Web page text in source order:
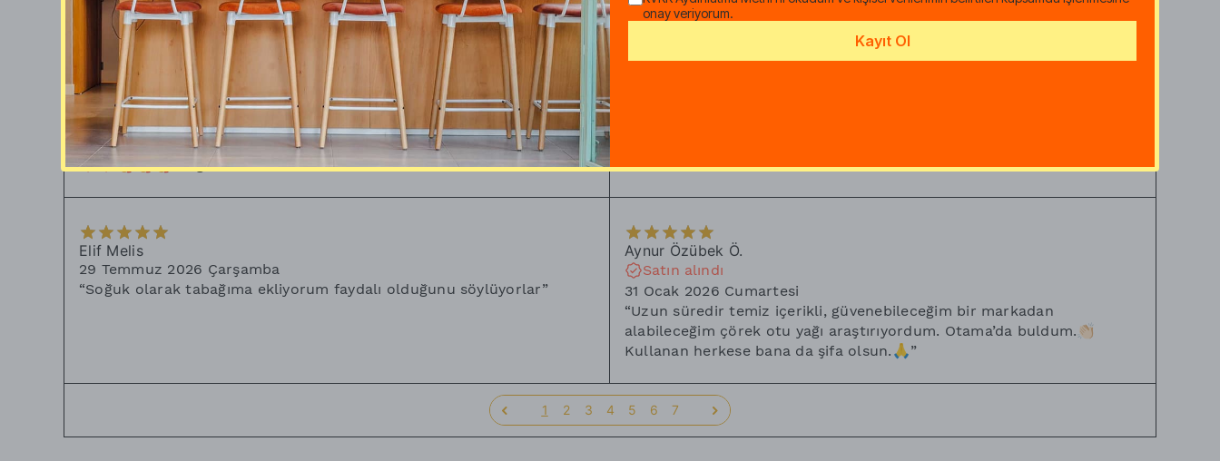
SAF LEZZET👏👏👏
YEŞİM B.
Satın alındı
6 Haziran 2026 Cumartesi
“Mükemmel bir lezzeti kokusu ve kıvamı var Her şekilde saf bir ürün
olduğu anlaşılıyor Zaten OTAMA dan aldım Kafam rahat 😃👏👏👏❤️
❤️❤️🥰🥰🥰Sevgiler”
Pelin Ş.
Elif Melis
29 Temmuz 2026 Çarşamba
“Soğuk olarak tabağıma ekliyorum faydalı olduğunu söylüyorlar”
Aynur Özübek Ö.
Satın alındı
31 Ocak 2026 Cumartesi
“Uzun süredir temiz içerikli, güvenebileceğim bir markadan
alabileceğim çörek otu yağı araştırıyordum. Otama’da buldum.👏🏻
Kullanan herkese bana da şifa olsun.🙏”
1 2 3 4 5 6 7
onay veriyorum.
Kayıt Ol